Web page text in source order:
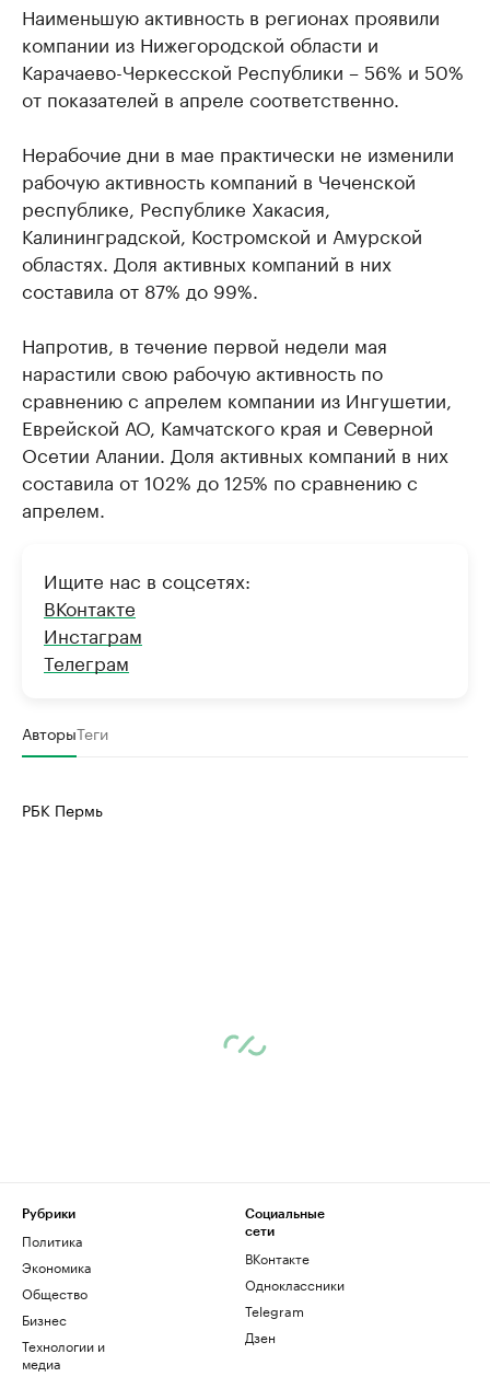
Наименьшую активность в регионах проявили
компании из Нижегородской области и
Карачаево-Черкесской Республики – 56% и 50%
от показателей в апреле соответственно.
Нерабочие дни в мае практически не изменили
рабочую активность компаний в Чеченской
республике, Республике Хакасия,
Калининградской, Костромской и Амурской
областях. Доля активных компаний в них
составила от 87% до 99%.
Напротив, в течение первой недели мая
нарастили свою рабочую активность по
сравнению с апрелем компании из Ингушетии,
Еврейской АО, Камчатского края и Северной
Осетии Алании. Доля активных компаний в них
составила от 102% до 125% по сравнению с
апрелем.
Ищите нас в соцсетях:
ВКонтакте
Инстаграм
Телеграм
АвторыТеги
РБК Пермь
Рубрики
Политика
Экономика
Общество
Бизнес
Технологии и
медиа
Социальные
сети
ВКонтакте
Одноклассники
Telegram
Дзен